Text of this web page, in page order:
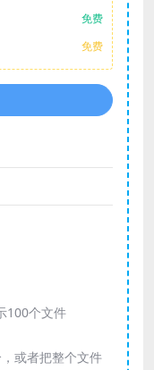
免费
免费
100个文件
或者把整个文件